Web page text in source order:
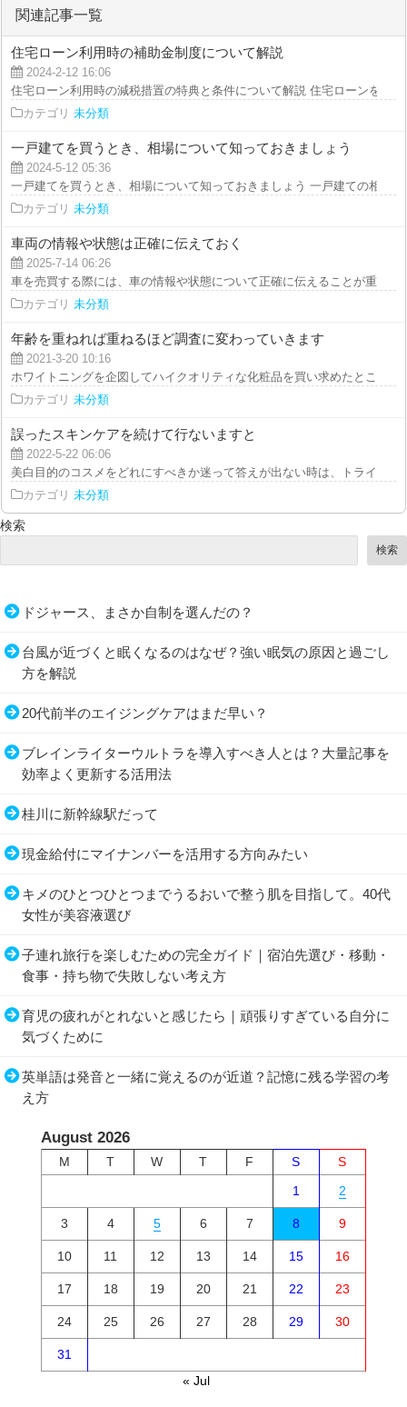
関連記事一覧
住宅ローン利用時の補助金制度について解説
2024-2-12 16:06
住宅ローン利用時の減税措置の特典と条件について解説 住宅ローンを利
カテゴリ 未分類
一戸建てを買うとき、相場について知っておきましょう
2024-5-12 05:36
一戸建てを買うとき、相場について知っておきましょう 一戸建ての相場
カテゴリ 未分類
車両の情報や状態は正確に伝えておく
2025-7-14 06:26
車を売買する際には、車の情報や状態について正確に伝えることが重要で
カテゴリ 未分類
年齢を重ねれば重ねるほど調査に変わっていきます
2021-3-20 10:16
ホワイトニングを企図してハイクオリティな化粧品を買い求めたところで
カテゴリ 未分類
誤ったスキンケアを続けて行ないますと
2022-5-22 06:06
美白目的のコスメをどれにすべきか迷って答えが出ない時は、トライアル
カテゴリ 未分類
検索
検索
ドジャース、まさか自制を選んだの？
台風が近づくと眠くなるのはなぜ？強い眠気の原因と過ごし
方を解説
20代前半のエイジングケアはまだ早い？
ブレインライターウルトラを導入すべき人とは？大量記事を
効率よく更新する活用法
桂川に新幹線駅だって
現金給付にマイナンバーを活用する方向みたい
キメのひとつひとつまでうるおいで整う肌を目指して。40代
女性が美容液選び
子連れ旅行を楽しむための完全ガイド｜宿泊先選び・移動・
食事・持ち物で失敗しない考え方
育児の疲れがとれないと感じたら｜頑張りすぎている自分に
気づくために
英単語は発音と一緒に覚えるのが近道？記憶に残る学習の考
え方
August 2026
M T W T F S
S
1
2
3 4 5 6 7 8 9
10 11 12 13 14 15 16
17 18 19 20 21 22 23
24 25 26 27 28 29 30
31
« Jul